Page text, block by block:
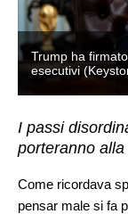
Trump ha
esecutivi
I passi
porteranno
Come ricordava
pensar male si fa